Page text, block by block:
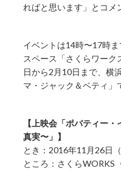
ればと思います」とコメ
イベントは14時〜17時
スペース「さくらワー
日から2月10日まで、横
マ・ジャック＆ベティ」
【上映会「ポバティー
真実〜」】
とき：2016年11月26日
ところ：さくらWORKS